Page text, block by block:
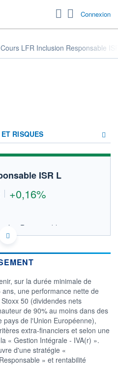
Connexion
Cours LFR Inclusion Responsable
RISQUES
FORUM
ISR L
+0,16%
Responsable
AU 06/08/2026
07/04 05/08
1 600
1 700
sur la durée minimale de
une performance nette de
50 (dividendes nets
de 90% au moins dans des
de l'Union Européenne),
extra-financiers et selon une
« Gestion Intégrale - IVA(r) ».
d'une stratégie «
» et rentabilité